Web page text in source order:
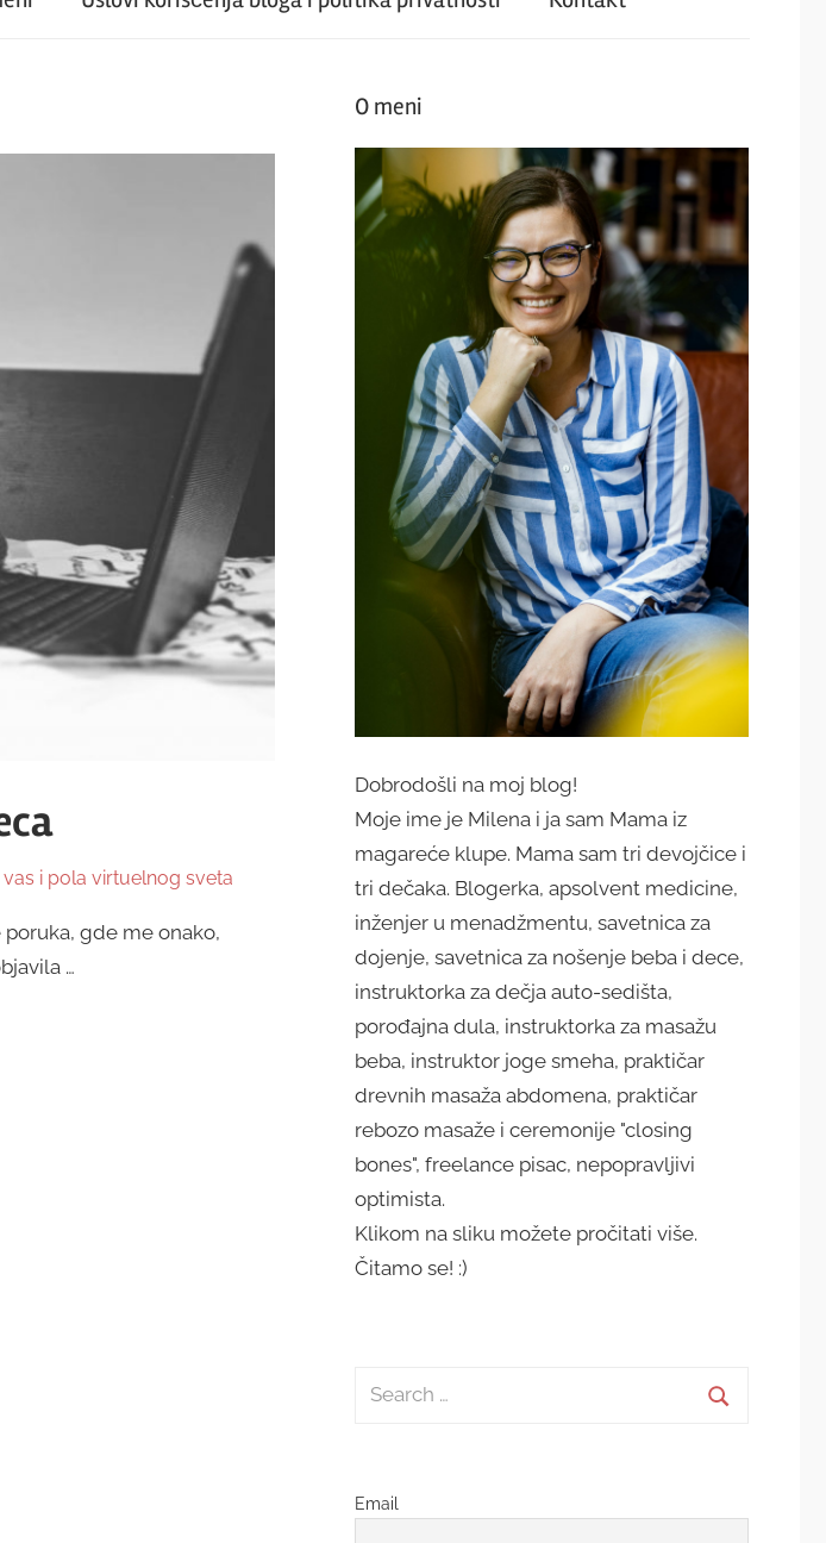
i pola virtuelnog sveta
gde me onako,
…
O meni
Dobrodošli na moj blog!
Moje ime je Milena i ja sam Mama iz
magareće klupe. Mama sam tri devojčice i
tri dečaka. Blogerka, apsolvent medicine,
inženjer u menadžmentu, savetnica za
dojenje, savetnica za nošenje beba i dece,
instruktorka za dečja auto-sedišta,
porođajna dula, instruktorka za masažu
beba, instruktor joge smeha, praktičar
drevnih masaža abdomena, praktičar
rebozo masaže i ceremonije "closing
bones", freelance pisac, nepopravljivi
optimista.
Klikom na sliku možete pročitati više.
Čitamo se! :)
Search
Email